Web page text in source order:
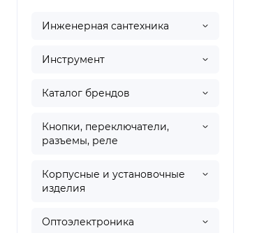
Инженерная сантехника
Инструмент
Каталог брендов
Кнопки, переключатели,
разъемы, реле
Корпусные и установочные
изделия
Оптоэлектроника